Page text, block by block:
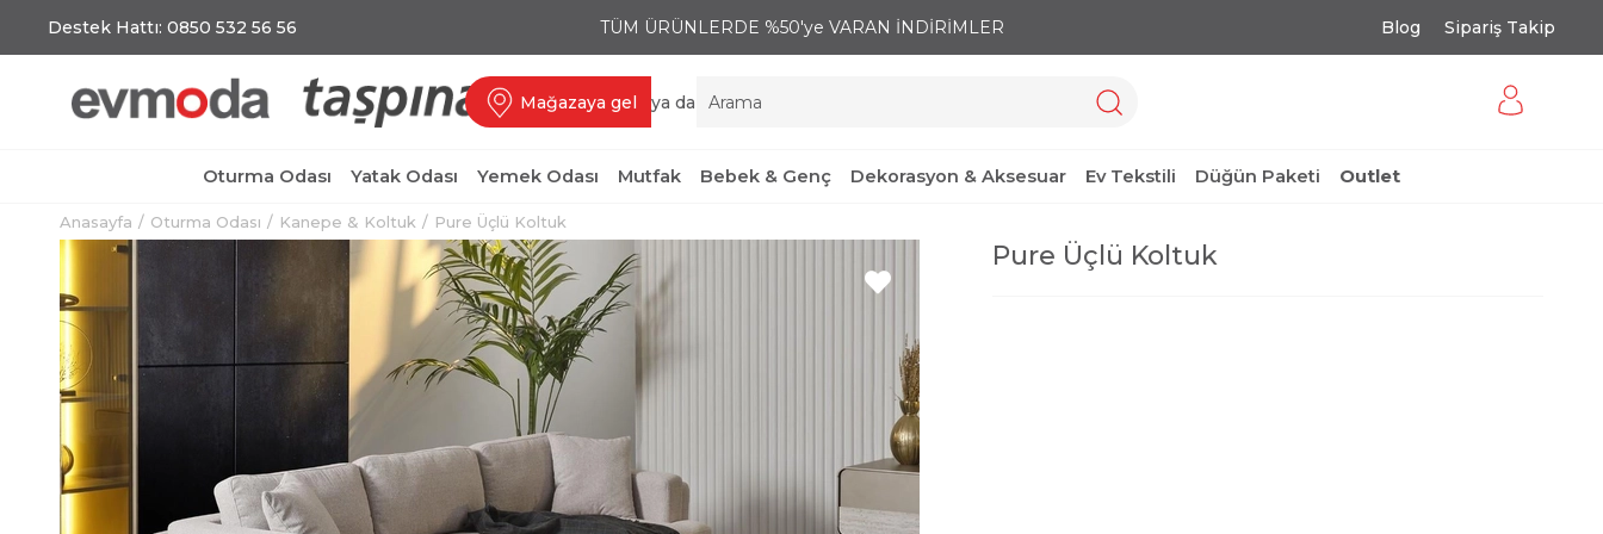
Destek Hattı: 0850 532 56 56 TÜM ÜRÜNLERDE %50'ye VARAN İNDİRİMLER Blog Sipariş Takip
Mağazaya gel ya da
Oturma Odası Yatak Odası Yemek Odası Mutfak Bebek & Genç Dekorasyon & Aksesuar Ev Tekstili Düğün Paketi Outlet
Anasayfa Oturma Odası Kanepe & Koltuk Pure Üçlü Koltuk
Pure Üçlü Koltuk